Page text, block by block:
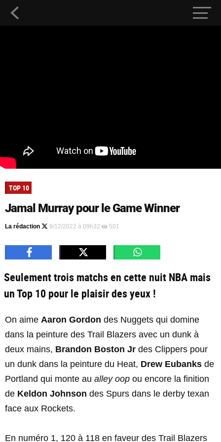
TOP 10
Jamal Murray pour le Game Winner
La rédaction 9/12/2022 à 09h32 501
Seulement trois matchs en cette nuit NBA mais
un Top 10 pour le plaisir des yeux !
On aime Aaron Gordon des Nuggets qui domine
dans la peinture des Trail Blazers avec un dunk à
deux mains, Brandon Boston Jr des Clippers pour
un dunk dans la peinture du Heat, Drew Eubanks de
Portland qui monte au alley oop ou encore la finition
de Keldon Johnson des Spurs dans le derby texan
face aux Rockets.
En numéro 1, 120 à 118 en faveur des Trail Blazers